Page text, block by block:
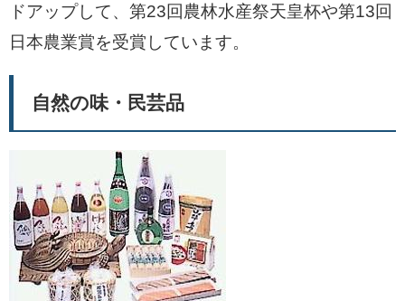
ドアップして、第23回農林水産祭天皇杯や第13回
日本農業賞を受賞しています。
自然の味・民芸品